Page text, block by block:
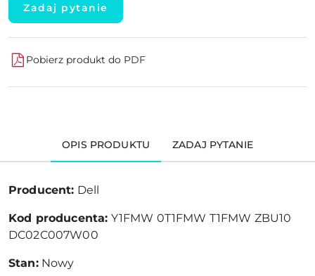
Zadaj pytanie
Pobierz produkt do PDF
OPIS PRODUKTU ZADAJ PYTANIE
Producent: Dell
Kod producenta: Y1FMW 0T1FMW T1FMW ZBU10
DC02C007W00
Stan:Nowy